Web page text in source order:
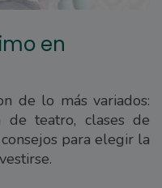
en
de lo más variados:
teatro, clases de
para elegir la